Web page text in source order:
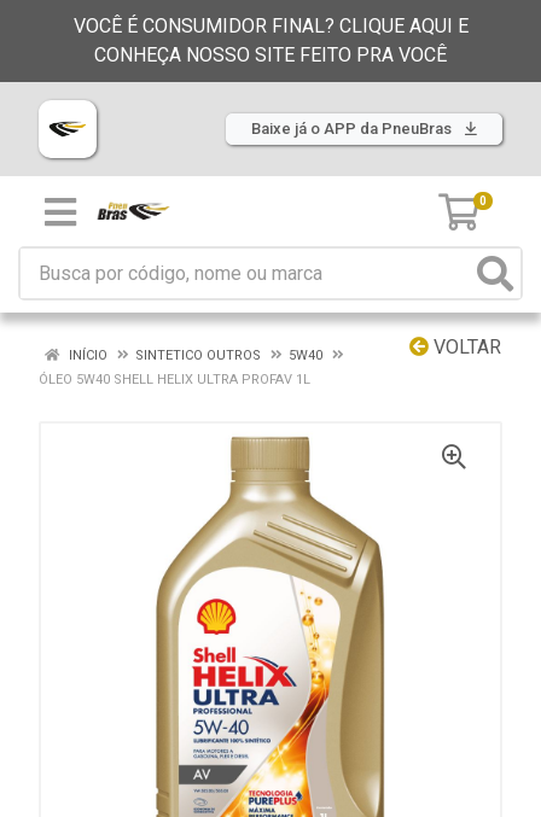
VOCÊ É CONSUMIDOR FINAL? CLIQUE AQUI E
CONHEÇA NOSSO SITE FEITO PRA VOCÊ
Baixe já o APP da PneuBras
0
VOLTAR
INÍCIO SINTETICO OUTROS
5W40
ÓLEO 5W40 SHELL HELIX ULTRA PROFAV 1L